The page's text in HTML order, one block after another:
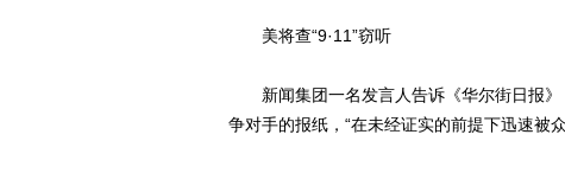
美将查“9·11”窃听
新闻集团一名发言人告诉《华尔街日报》
争对手的报纸，“在未经证实的前提下迅速被众